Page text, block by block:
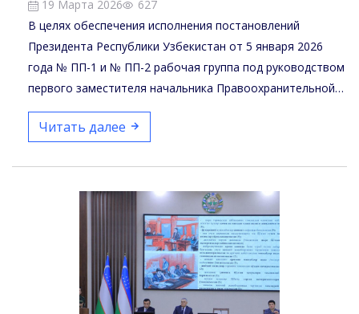
19 Марта 2026
627
В целях обеспечения исполнения постановлений
Президента Республики Узбекистан от 5 января 2026
года № ПП-1 и № ПП-2 рабочая группа под руководством
первого заместителя начальника Правоохранительной…
Читать далее